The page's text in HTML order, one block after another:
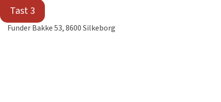
Tast 3
Funder Bakke 53, 8600 Silkeborg